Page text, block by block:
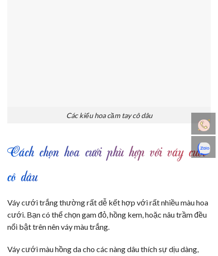
Các kiểu hoa cầm tay cô dâu
Cách chọn hoa cưới phù hợp với váy cưới
cô dâu
Váy cưới trắng thường rất dễ kết hợp với rất nhiều màu hoa
cưới. Bạn có thể chọn gam đỏ, hồng kem, hoặc nâu trầm đều
nổi bật trên nên váy màu trắng.
Váy cưới màu hồng da cho các nàng dâu thích sự dịu dàng,